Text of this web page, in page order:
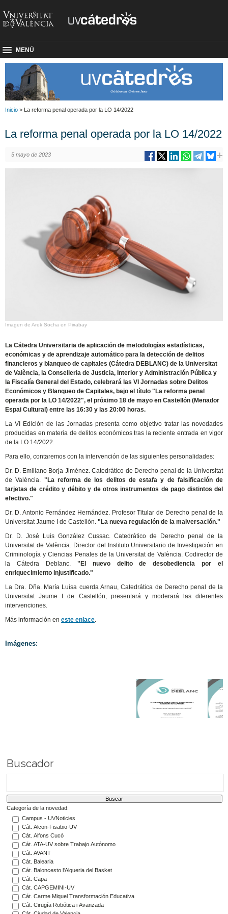
MENÚ
Inicio > La reforma penal operada por la LO 14/2022
La reforma penal operada por la LO 14/2022
5 mayo de 2023
Imagen de Arek Socha en Pixabay
La Cátedra Universitaria de aplicación de metodologías estadísticas,
económicas y de aprendizaje automático para la detección de delitos
financieros y blanqueo de capitales (Cátedra DEBLANC) de la Universitat
de València, la Conselleria de Justicia, Interior y Administración Pública y
la Fiscalía General del Estado, celebrará las VI Jornadas sobre Delitos
Económicos y Blanqueo de Capitales, bajo el título "La reforma penal
operada por la LO 14/2022", el próximo 18 de mayo en Castellón (Menador
Espai Cultural) entre las 16:30 y las 20:00 horas.
La VI Edición de las Jornadas presenta como objetivo tratar las novedades
producidas en materia de delitos económicos tras la reciente entrada en vigor
de la LO 14/2022.
Para ello, contaremos con la intervención de las siguientes personalidades:
Dr. D. Emiliano Borja Jiménez. Catedrático de Derecho penal de la Universitat
de València. "La reforma de los delitos de estafa y de falsificación de
tarjetas de crédito y débito y de otros instrumentos de pago distintos del
efectivo."
Dr. D. Antonio Fernández Hernández. Profesor Titular de Derecho penal de la
Universitat Jaume I de Castellón."La nueva regulación de la malversación."
Dr. D. José Luis González Cussac. Catedrático de Derecho penal de la
Universitat de València. Director del Instituto Universitario de Investigación en
Criminología y Ciencias Penales de la Universitat de València. Codirector de
la Cátedra Deblanc. "El nuevo delito de desobediencia por el
enriquecimiento injustificado."
La Dra. Dña. María Luisa cuerda Arnau, Catedrática de Derecho penal de la
Universitat Jaume I de Castellón, presentará y moderará las diferentes
intervenciones.
Más información eneste enlace.
Imágenes:
Buscador
Categoría de la novedad:
Campus - UVNoticies
Cát. Alcon-Fisabio-UV
Cát. Alfons Cucó
Cát. ATA-UV sobre Trabajo Autónomo
Cát. AVANT
Cát. Balearia
Cát. Baloncesto l'Alqueria del Basket
Cát. Capa
Cát. CAPGEMINI-UV
Cát. Carme Miquel Transformación Educativa
Cát. Cirugía Robótica i Avanzada